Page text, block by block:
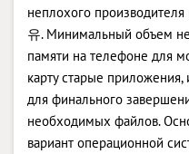
неплохого
유. Минимальный объем
памяти на телефоне для
карту старые
для финального
необходимых файлов.
вариант операционной